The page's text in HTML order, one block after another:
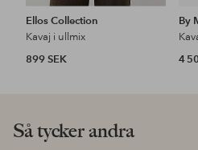
Ellos Collection
Kavaj i ullmix
899 SEK
By
4
Så tycker andra